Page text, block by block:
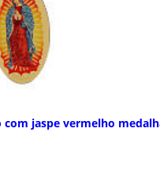
jaspe vermelho